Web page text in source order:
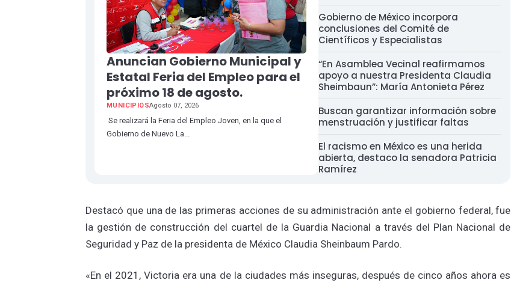
Anuncian Gobierno Municipal y
Estatal Feria del Empleo para el
próximo 18 de agosto.
MUNICIPIOSAgosto 07, 2026
Se realizará la Feria del Empleo Joven, en la que el
Gobierno de Nuevo La...
Gobierno de México incorpora
conclusiones del Comité de
Científicos y Especialistas
“En Asamblea Vecinal reafirmamos
apoyo a nuestra Presidenta Claudia
Sheimbaun”: María Antonieta Pérez
Buscan garantizar información sobre
menstruación y justificar faltas
El racismo en México es una herida
abierta, destaco la senadora Patricia
Ramírez
Destacó que una de las primeras acciones de su administración ante el gobierno federal, fue
la gestión de construcción del cuartel de la Guardia Nacional a través del Plan Nacional de
Seguridad y Paz de la presidenta de México Claudia Sheinbaum Pardo.
«En el 2021, Victoria era una de la ciudades más inseguras, después de cinco años ahora es